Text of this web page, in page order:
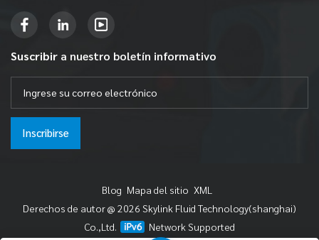
Suscribir a nuestro boletín informativo
Inscribirse
Blog Mapa del sitio XML
Derechos de autor @ 2026 Skylink Fluid Technology(shanghai)
Co.,Ltd.
Network Supported